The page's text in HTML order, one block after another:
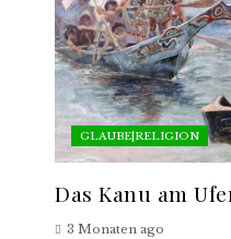
GLAUBE|RELIGION
Das Kanu am
3 Monaten ago